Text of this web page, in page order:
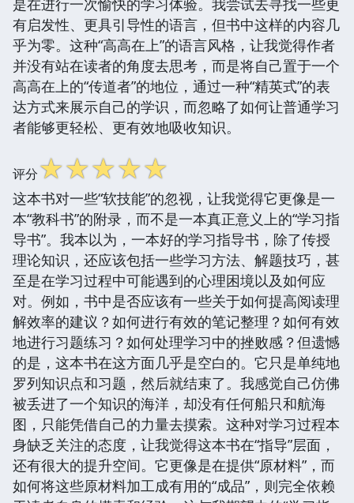
是在进行一次愉快的学习体验。我尝试去寻找一些更
有启发性、更具引导性的语言，但书中这样的内容几
乎为零。这种“高高在上”的语言风格，让我觉得作者
并没有站在读者的角度去思考，而是将自己置于一个
高高在上的“传道者”的地位，通过一种“精英式”的表
达方式来展示自己的学识，而忽略了如何让普通学习
者能够更轻松、更有效地吸收知识。
评分☆☆☆☆☆
这本书对一些“软技能”的忽视，让我觉得它更像是一
本“教科书”的附录，而不是一本真正意义上的“学习指
导书”。我本以为，一本好的学习指导书，除了传授
理论知识，还应该包括一些学习方法、解题技巧，甚
至是在学习过程中可能遇到的心理困境以及如何应
对。例如，书中是否应该有一些关于如何提高阅读理
解效率的建议？如何进行有效的笔记整理？如何有效
地进行习题练习？如何处理学习中的挫败感？但遗憾
的是，这本书在这方面几乎是空白的。它只是单纯地
罗列知识点和习题，然后就结束了。我感觉自己仿佛
被丢进了一个知识的海洋，却没有任何船只和航海
图，只能凭借自己的力量去摸索。这种对学习过程本
身缺乏关注的态度，让我觉得这本书在“指导”层面，
还有很大的提升空间。它更像是在提供“原材料”，而
如何将这些原材料加工成有用的“成品”，则完全依赖